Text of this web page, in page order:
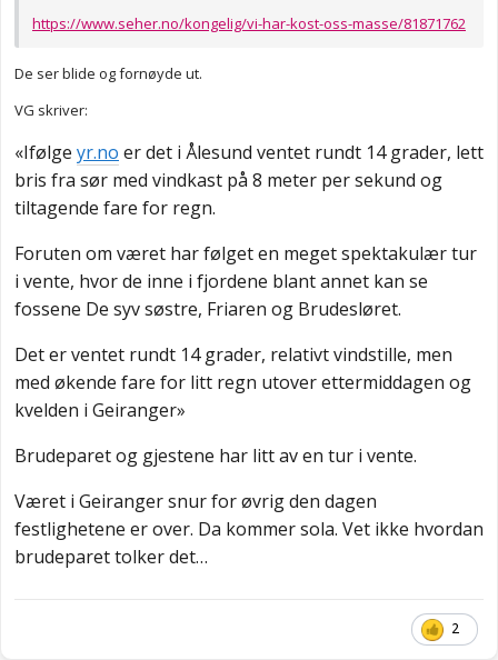
https://www.seher.no/kongelig/vi-har-kost-oss-masse/81871762
De ser blide og fornøyde ut.
VG skriver:
«Ifølge yr.no er det i Ålesund ventet rundt 14 grader, lett
bris fra sør med vindkast på 8 meter per sekund og
tiltagende fare for regn.
Foruten om været har følget en meget spektakulær tur
i vente, hvor de inne i fjordene blant annet kan se
fossene De syv søstre, Friaren og Brudesløret.
Det er ventet rundt 14 grader, relativt vindstille, men
med økende fare for litt regn utover ettermiddagen og
kvelden i Geiranger»
Brudeparet og gjestene har litt av en tur i vente.
Været i Geiranger snur for øvrig den dagen
festlighetene er over. Da kommer sola. Vet ikke hvordan
brudeparet tolker det…
2